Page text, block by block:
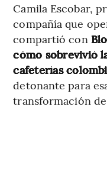
Camila Escobar,
compañía que
compartió con
cómo sobrevivió
cafeterías
detonante para
transformación